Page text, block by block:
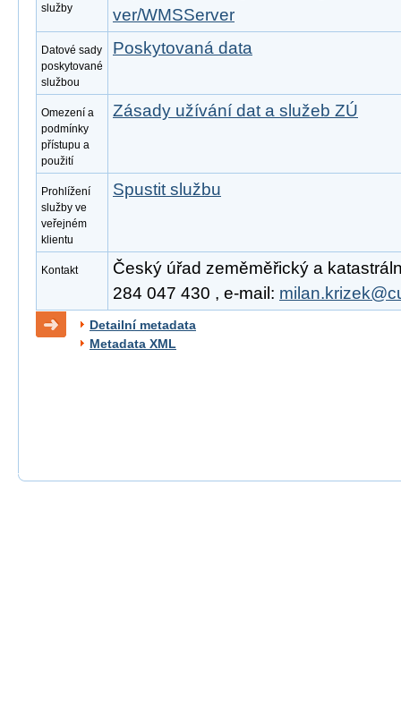
služby
ver/WMSServer
Datové sady
poskytované
službou
Poskytovaná data
Omezení a
podmínky
přístupu a
použití
Zásady užívání dat a služeb ZÚ
Prohlížení
služby ve
veřejném
klientu
Spustit službu
Kontakt
Český úřad zeměměřický a
284 047 430 , e-mail:
Detailní metadata
Metadata XML